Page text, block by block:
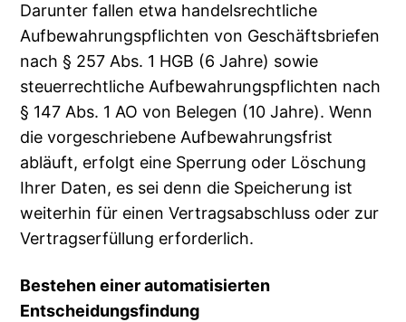
Darunter fallen etwa handelsrechtliche
Aufbewahrungspflichten von Geschäftsbriefen
nach § 257 Abs. 1 HGB (6 Jahre) sowie
steuerrechtliche Aufbewahrungspflichten nach
§ 147 Abs. 1 AO von Belegen (10 Jahre). Wenn
die vorgeschriebene Aufbewahrungsfrist
abläuft, erfolgt eine Sperrung oder Löschung
Ihrer Daten, es sei denn die Speicherung ist
weiterhin für einen Vertragsabschluss oder zur
Vertragserfüllung erforderlich.
Bestehen einer automatisierten
Entscheidungsfindung